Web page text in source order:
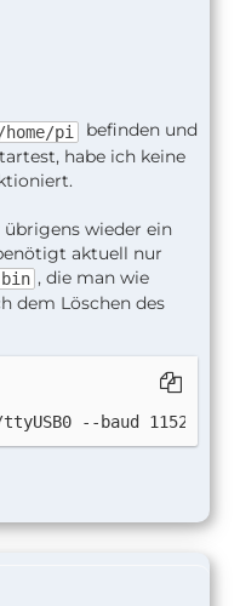
/home/pi
befinden und
habe ich keine
wieder ein
aktuell nur
, die man wie
dem Löschen des
--baud 115200